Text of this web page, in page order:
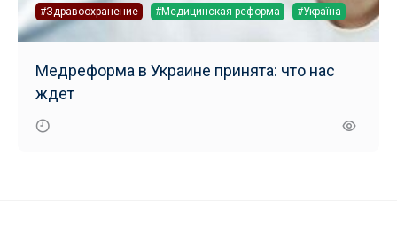
#Здравоохранение #Медицинская реформа #Україна
Медреформа в Украине принята: что нас
ждет